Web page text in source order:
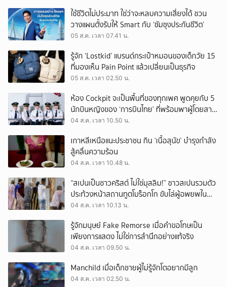
ใช้ชีวิตไม่ประมาท ใช่ว่าจะหลบความเสี่ยงได้ ชวน
วางแผนตั้งรับให้ Smart กับ ‘ซัมซุงประกันชีวิต’
05 ส.ค. เวลา 07.41 น.
รู้จัก ‘Lostkid’ แบรนด์กระเป๋าหมอนของเด็กวัย 15
ที่มองเห็น Pain Point แล้วเปลี่ยนเป็นธุรกิจ
05 ส.ค. เวลา 02.50 น.
ห้อง Cockpit จะเป็นพื้นที่ของทุกเพศ พูดคุยกับ 5
นักบินหญิงของ ‘การบินไทย’ ที่พร้อมพาผู้โดยสาร
บินไปทั่วโลก
04 ส.ค. เวลา 10.50 น.
เกาหลีเหนือแนะประชาชน กิน ‘เนื้อสุนัข’ บำรุงกำลัง
สู้คลื่นความร้อน
04 ส.ค. เวลา 10.48 น.
“สเปนเป็นชาวคริสต์ ไม่ใช่มุสลิม!” ชาวสเปนรวมตัว
ประท้วงหน้าสถานทูตโมร็อกโก ขับไล่ผู้อพยพใน
เมืองเซวตาออกนอกประเทศ
04 ส.ค. เวลา 10.13 น.
รู้จักมนุษย์ Fake Remorse เมื่อคำขอโทษเป็น
เพียงการแสดง ไม่ใช่การสำนึกอย่างแท้จริง
04 ส.ค. เวลา 09.50 น.
Manchild เมื่อเด็กชายผู้ไม่รู้จักโตอยากมีลูก
04 ส.ค. เวลา 02.50 น.